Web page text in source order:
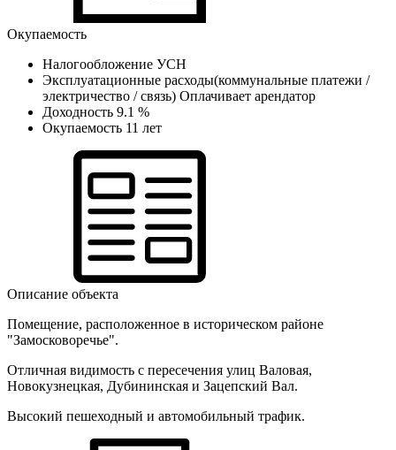
Окупаемость
Налогообложение УСН
Эксплуатационные расходы(коммунальные платежи /
электричество / связь) Оплачивает арендатор
Доходность 9.1 %
Окупаемость 11 лет
Описание объекта
Помещение, расположенное в историческом районе
"Замосковоречье".
Отличная видимость с пересечения улиц Валовая,
Новокузнецкая, Дубининская и Зацепский Вал.
Высокий пешеходный и автомобильный трафик.